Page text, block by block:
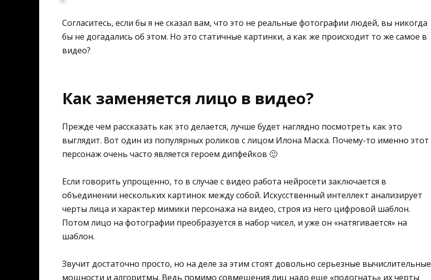
Согласитесь, если бы я не сказал вам, что это не реальные фотографии людей, вы никогда
бы не догадались об этом. Но это статичные картинки, а как же происходит то же самое в
видео?
Как заменяется лицо в видео?
Прежде чем рассказать как это делается, лучше будет наглядно посмотреть как это
выглядит. Вот один из популярных роликов с лицом Илона Маска. Почему-то именно этот
персонаж очень часто является героем дипфейков 🙂
Если говорить упрощенно, то в случае с видео работа нейросети заключается в
объединении нескольких картинок между собой. Искусственный интеллект анализирует
черты лица и характер мимики персонажа на видео, строя из него цифровой шаблон.
Потом лицо на фотографии преобразуется в набор чисел, и уже он «натягивается» на
шаблон.
Звучит достаточно просто, но на деле за этим стоят довольно серьезные вычислительные
мощности и алгоритмы. Ведь помимо совмещения лиц надо еще «подогнать» их черты